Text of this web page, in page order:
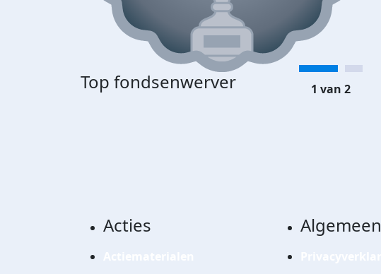
Top fondsenwerver 1 van 2
Acties Algemeen